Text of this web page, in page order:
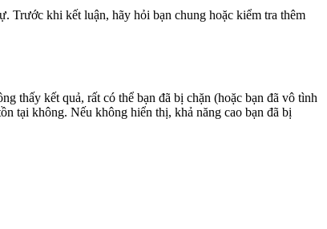
Trước khi kết luận, hãy hỏi bạn chung hoặc kiểm tra thêm
thấy kết quả, rất có thể bạn đã bị chặn (hoặc bạn đã vô tình
tại không. Nếu không hiển thị, khả năng cao bạn đã bị